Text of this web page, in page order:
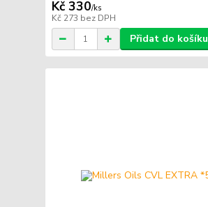
Kč 330/ks
Kč 273 bez DPH
Přidat do košíku